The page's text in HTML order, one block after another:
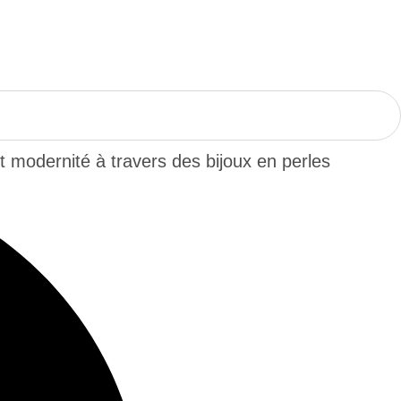
modernité à travers des bijoux en perles